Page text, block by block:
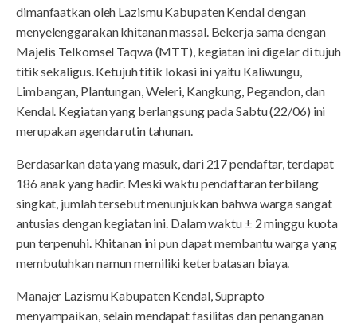
dimanfaatkan oleh Lazismu Kabupaten Kendal dengan
menyelenggarakan khitanan massal. Bekerja sama dengan
Majelis Telkomsel Taqwa (MTT), kegiatan ini digelar di tujuh
titik sekaligus. Ketujuh titik lokasi ini yaitu Kaliwungu,
Limbangan, Plantungan, Weleri, Kangkung, Pegandon, dan
Kendal. Kegiatan yang berlangsung pada Sabtu (22/06) ini
merupakan agenda rutin tahunan.
Berdasarkan data yang masuk, dari 217 pendaftar, terdapat
186 anak yang hadir. Meski waktu pendaftaran terbilang
singkat, jumlah tersebut menunjukkan bahwa warga sangat
antusias dengan kegiatan ini. Dalam waktu ± 2 minggu kuota
pun terpenuhi. Khitanan ini pun dapat membantu warga yang
membutuhkan namun memiliki keterbatasan biaya.
Manajer Lazismu Kabupaten Kendal, Suprapto
menyampaikan, selain mendapat fasilitas dan penanganan